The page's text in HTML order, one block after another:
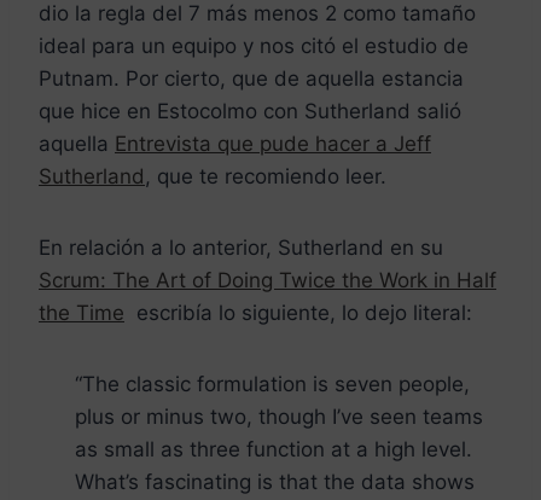
dio la regla del 7 más menos 2 como tamaño
ideal para un equipo y nos citó el estudio de
Putnam. Por cierto, que de aquella estancia
que hice en Estocolmo con Sutherland salió
aquella Entrevista que pude hacer a Jeff
Sutherland , que te recomiendo leer.
En relación a lo anterior, Sutherland en su
Scrum: The Art of Doing Twice the Work in Half
the Time escribía lo siguiente, lo dejo literal:
“The classic formulation is seven people,
plus or minus two, though I’ve seen teams
as small as three function at a high level.
What’s fascinating is that the data shows